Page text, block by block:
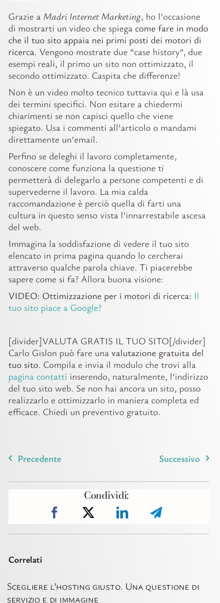
Grazie a Madri Internet Marketing, ho l’occasione
di mostrarti un video che spiega come fare in modo
che il tuo sito appaia nei primi posti dei motori di
ricerca. Vengono mostrate due “case history”, due
esempi reali, il primo un sito non ottimizzato, il
secondo ottimizzato. Caspita che differenze!
Non è un video molto tecnico tuttavia qui e là usa
dei termini specifici. Non esitare a chiedermi
chiarimenti se non capisci quello che viene
spiegato. Usa i commenti all’articolo o mandami
direttamente un’email.
Perfino se deleghi il lavoro completamente,
conoscere come funziona la questione ti
permetterà di delegarlo a persone competenti e di
supervederne il lavoro. La mia calda
raccomandazione è perciò quella di farti una
cultura in questo senso vista l’innarrestabile ascesa
del web.
Immagina la soddisfazione di vedere il tuo sito
elencato in prima pagina quando lo cercherai
attraverso qualche parola chiave. Ti piacerebbe
sapere come si fa? Allora buona visione:
VIDEO: Ottimizzazione per i motori di ricerca: Il
tuo sito piace a Google?
[divider]VALUTA GRATIS IL TUO SITO[/divider]
Carlo Gislon può fare una valutazione gratuita del
tuo sito. Compila e invia il modulo che trovi alla
pagina contatti inserendo, naturalmente, l’indirizzo
del tuo sito web. Se non hai ancora un sito, posso
realizzarlo e ottimizzarlo in maniera completa ed
efficace. Chiedi un preventivo gratuito.
Precedente Successivo
Condividi:
Correlati
Scegliere l’hosting giusto. Una questione di
servizio e di immagine